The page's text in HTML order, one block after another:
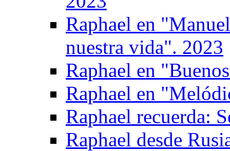
Raphael en
nuestra vida". 2023
Raphael en
Raphael en
Raphael recuerda:
Raphael desde